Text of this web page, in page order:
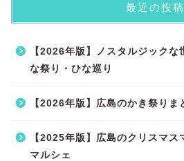
最近の投稿
【2026年版】ノスタルジック
な祭り・ひな巡り
【2026年版】広島のかき祭りま
【2025年版】広島のクリスマ
マルシェ